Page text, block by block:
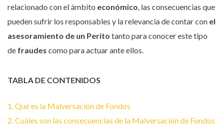
relacionado con el ámbito económico , las consecuencias que
pueden sufrir los responsables y la relevancia de contar con el
asesoramiento de un Perito tanto para conocer este tipo
de fraudes como para actuar ante ellos.
TABLA DE CONTENIDOS
1. Qué es la Malversación de Fondos
2. Cuáles son las consecuencias de la Malversación de Fondos